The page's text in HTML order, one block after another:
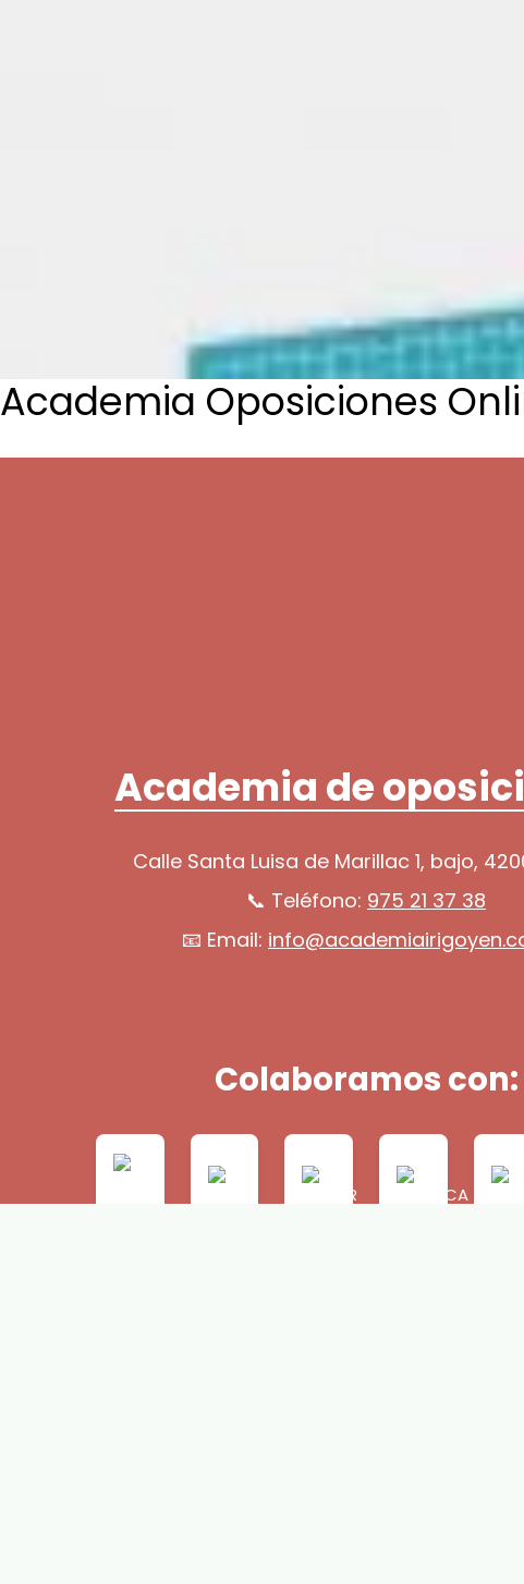
Academia Oposiciones
Academia de
Calle Santa Luisa de Marillac 1, bajo,
📞 Teléfono: 975 21 37 38
📧 Email:
Colaboramos con: